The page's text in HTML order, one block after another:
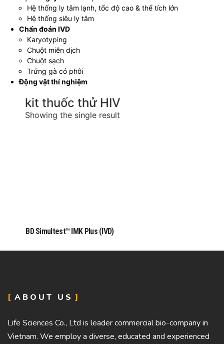
Hệ thống ly tâm lạnh, tốc độ cao & thể tích lớn
Hệ thống siêu ly tâm
Chẩn đoán IVD
Karyotyping
Chuột miễn dịch
Chuột sạch
Trứng gà có phôi
Động vật thí nghiệm
kit thuốc thử HIV
Showing the single result
BD Simultest™ IMK Plus (IVD)
ABOUT US
Life Sciences Co., Ltd is leader commercial bio-company in
Vietnam. We employ a diverse, educated and experienced